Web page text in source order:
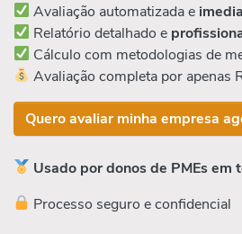
Avaliação automatizada e
Relatório detalhado e
Cálculo com metodologias de
Avaliação completa por apenas
Quero avaliar minha empresa
Usado por donos de PMEs em
Processo seguro e confidencial